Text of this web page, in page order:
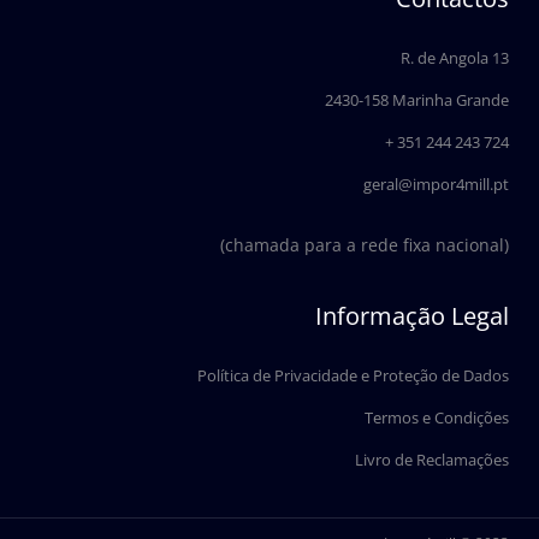
b
o
k
e
i
n
R. de Angola 13
2430-158 Marinha Grande
+ 351 244 243 724
geral@impor4mill.pt
(chamada para a rede fixa nacional)
Informação Legal
Política de Privacidade e Proteção de Dados
Termos e Condições
Livro de Reclamações